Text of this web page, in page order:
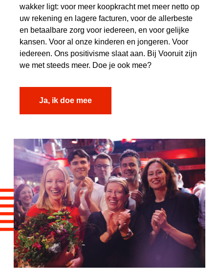
wakker ligt: voor meer koopkracht met meer netto op
uw rekening en lagere facturen, voor de allerbeste
en betaalbare zorg voor iedereen, en voor gelijke
kansen. Voor al onze kinderen en jongeren. Voor
iedereen. Ons positivisme slaat aan. Bij Vooruit zijn
we met steeds meer. Doe je ook mee?
Ja, ik doe mee